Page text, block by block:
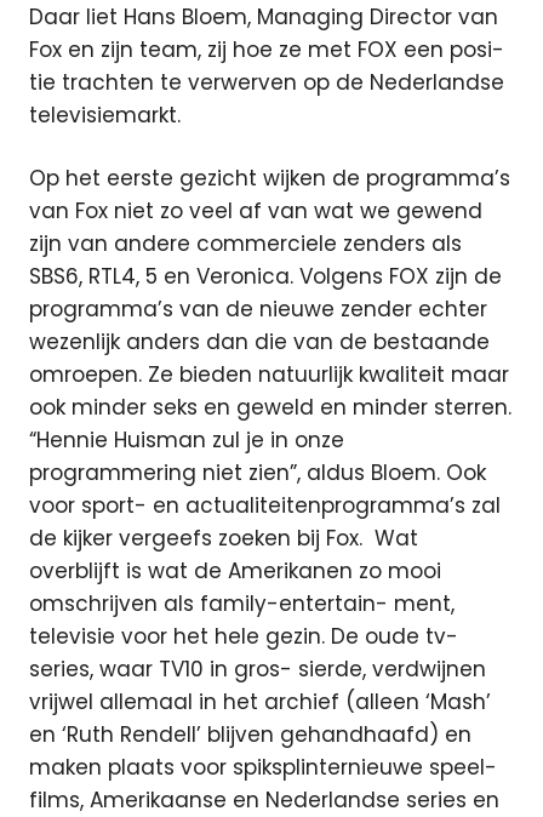
Daar liet Hans Bloem, Managing Director van
Fox en zijn team, zij hoe ze met FOX een posi-
tie trachten te verwerven op de Nederlandse
televisiemarkt.
Op het eerste gezicht wijken de programma’s
van Fox niet zo veel af van wat we gewend
zijn van andere commerciele zenders als
SBS6, RTL4, 5 en Veronica. Volgens FOX zijn de
programma’s van de nieuwe zender echter
wezenlijk anders dan die van de bestaande
omroepen. Ze bieden natuurlijk kwaliteit maar
ook minder seks en geweld en minder sterren.
“Hennie Huisman zul je in onze
programmering niet zien”, aldus Bloem. Ook
voor sport- en actualiteitenprogramma’s zal
de kijker vergeefs zoeken bij Fox. Wat
overblijft is wat de Amerikanen zo mooi
omschrijven als family-entertain- ment,
televisie voor het hele gezin. De oude tv-
series, waar TV10 in gros- sierde, verdwijnen
vrijwel allemaal in het archief (alleen ‘Mash’
en ‘Ruth Rendell’ blijven gehandhaafd) en
maken plaats voor spiksplinternieuwe speel-
films, Amerikaanse en Nederlandse series en